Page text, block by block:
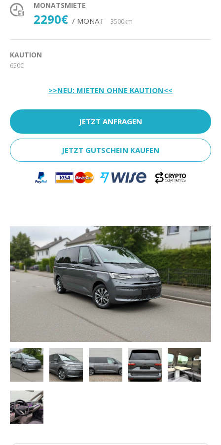
MONATSMIETE
2290€ / MONAT 3500km
KAUTION
650€
>>NEU: MIETEN OHNE KAUTION<<
JETZT ANFRAGEN
JETZT GUTSCHEIN KAUFEN